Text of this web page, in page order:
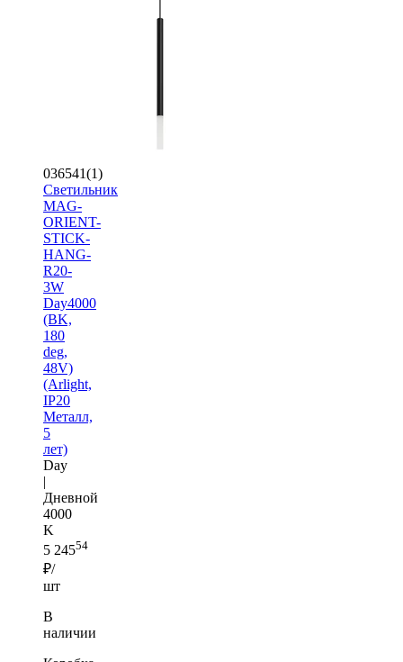
036541(1)
Светильник
MAG-
ORIENT-
STICK-
HANG-
R20-
3W
Day4000
(BK,
180
deg,
48V)
(Arlight,
IP20
Металл,
5
лет)
Day
|
Дневной
4000
K
5 24554
₽/
шт
В
наличии